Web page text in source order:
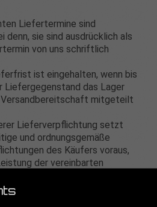
Liefertermine sind
denn, sie sind ausdrücklich als
von uns schriftlich
ist eingehalten, wenn bis
Liefergegenstand das Lager
Versandbereitschaft mitgeteilt
Lieferverpflichtung setzt
und ordnungsgemäße
des Käufers voraus,
der vereinbarten
Die Einrede des nicht
vorbehalten.